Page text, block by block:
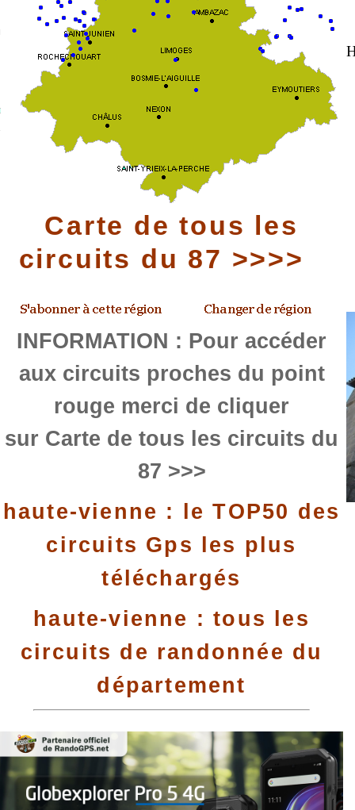
Carte de tous les
circuits du 87 >>>>
INFORMATION : Pour accéder
aux circuits proches du point
rouge merci de cliquer
sur Carte de tous les circuits du
87 >>>
haute-vienne : le TOP50 des
circuits Gps les plus
téléchargés
haute-vienne : tous les
circuits de randonnée du
département